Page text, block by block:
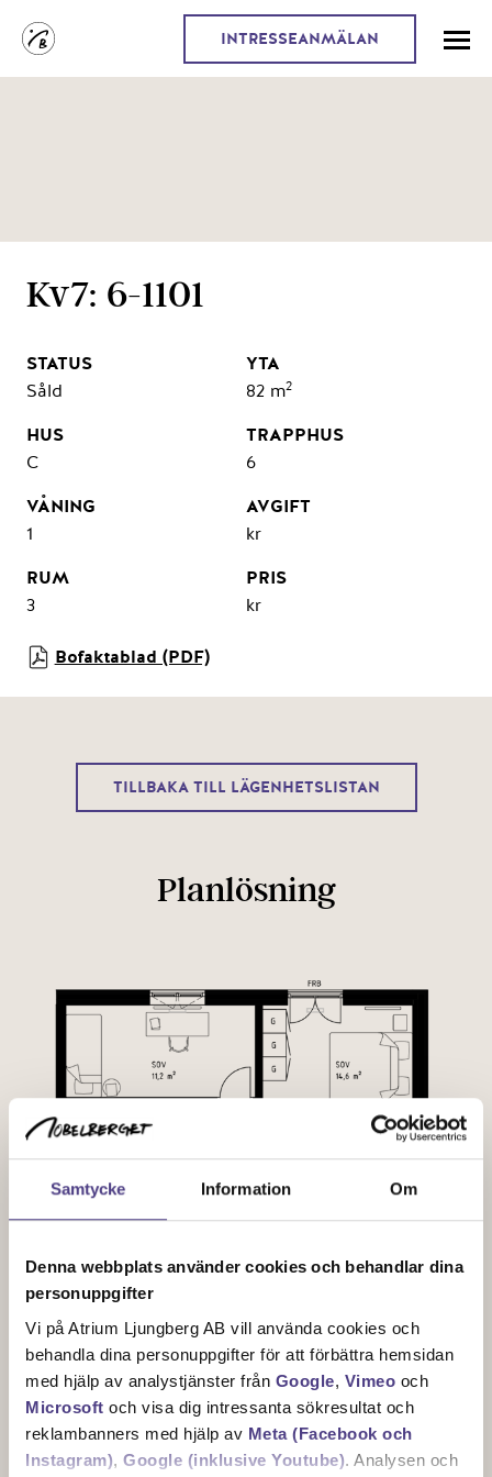
Samtycke Information Om
Denna webbplats använder cookies och behandlar dina
personuppgifter
Vi på Atrium Ljungberg AB vill använda cookies och
behandla dina personuppgifter för att förbättra hemsidan
med hjälp av analystjänster från Google, Vimeo och
Microsoft och visa dig intressanta sökresultat och
reklambanners med hjälp av Meta (Facebook och
Instagram), Google (inklusive Youtube). Analysen och
INTRESSEANMÄLAN
Kv7: 6-1101
Såld 82 m2
C 6
1 kr
3 kr
Bofaktablad (PDF)
TILLBAKA TILL LÄGENHETSLISTAN
Planlösning